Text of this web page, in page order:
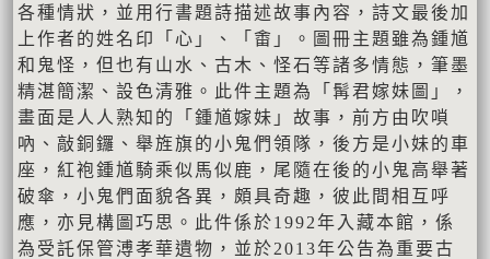
各種情狀，並用行書題詩描述故事內容，詩文最後加
上作者的姓名印「心」、「畬」。圖冊主題雖為鍾馗
和鬼怪，但也有山水、古木、怪石等諸多情態，筆墨
精湛簡潔、設色清雅。此件主題為「髯君嫁妹圖」，
畫面是人人熟知的「鍾馗嫁妹」故事，前方由吹嗩
吶、敲銅鑼、舉旌旗的小鬼們領隊，後方是小妹的車
座，紅袍鍾馗騎乘似馬似鹿，尾隨在後的小鬼高舉著
破傘，小鬼們面貌各異，頗具奇趣，彼此間相互呼
應，亦見構圖巧思。此件係於1992年入藏本館，係
為受託保管溥孝華遺物，並於2013年公告為重要古